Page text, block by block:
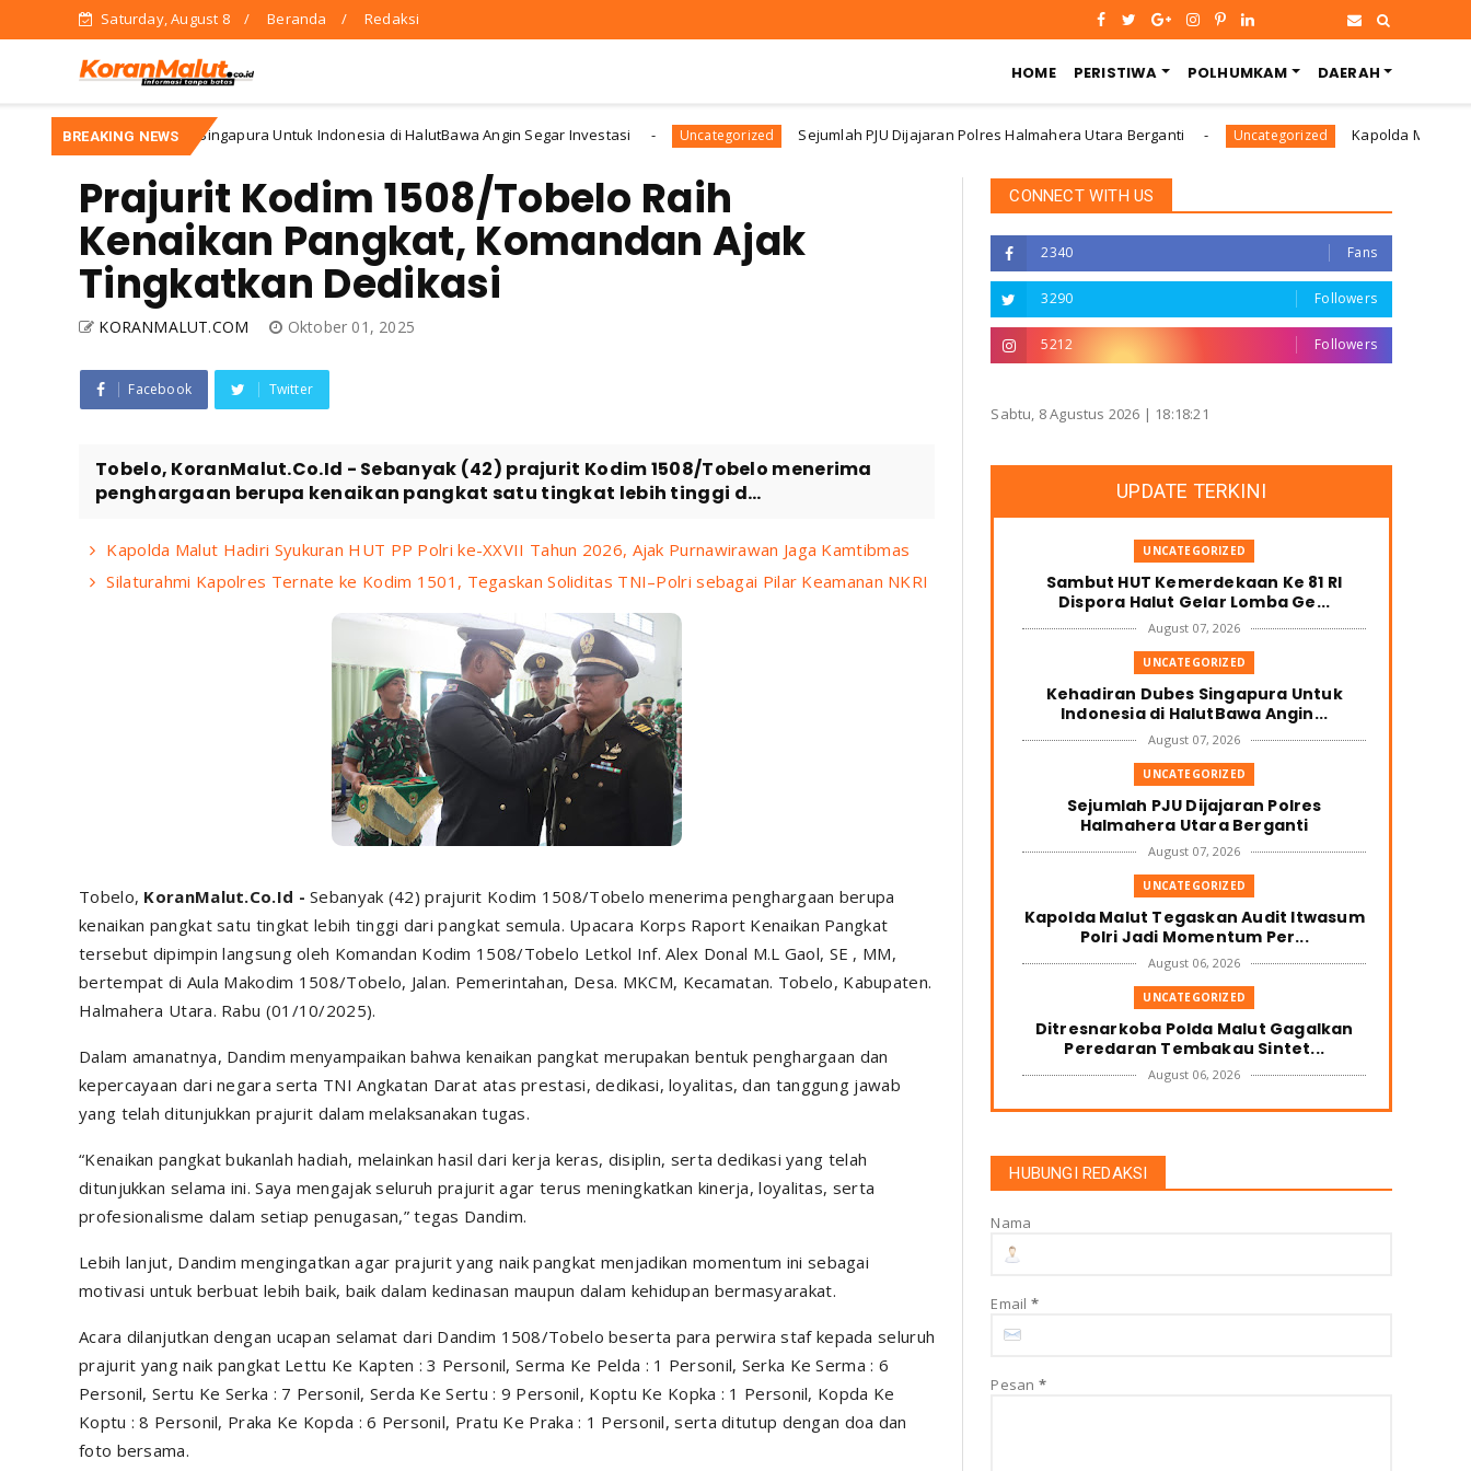
Saturday, August 8 Beranda Redaksi
HOME PERISTIWA POLHUMKAM DAERAH
BREAKING NEWS
Kehadiran Dubes Singapura Untuk Indonesia di HalutBawa Angin Segar Investasi Uncategorized Sejumlah PJU Dijajaran Polres Halmahera Utara Berganti Uncategorized Kapolda Malut
Prajurit Kodim 1508/Tobelo Raih
Kenaikan Pangkat, Komandan Ajak
Tingkatkan Dedikasi
KORANMALUT.COM Oktober 01, 2025
Facebook Twitter
Tobelo, KoranMalut.Co.Id - Sebanyak (42) prajurit Kodim 1508/Tobelo menerima
penghargaan berupa kenaikan pangkat satu tingkat lebih tinggi d...
Kapolda Malut Hadiri Syukuran HUT PP Polri ke-XXVII Tahun 2026, Ajak Purnawirawan Jaga Kamtibmas
Silaturahmi Kapolres Ternate ke Kodim 1501, Tegaskan Soliditas TNI–Polri sebagai Pilar Keamanan NKRI
Tobelo, KoranMalut.Co.Id -Sebanyak (42) prajurit Kodim 1508/Tobelo menerima penghargaan berupa
kenaikan pangkat satu tingkat lebih tinggi dari pangkat semula. Upacara Korps Raport Kenaikan Pangkat
tersebut dipimpin langsung oleh Komandan Kodim 1508/Tobelo Letkol Inf. Alex Donal M.L Gaol, SE , MM,
bertempat di Aula Makodim 1508/Tobelo, Jalan. Pemerintahan, Desa. MKCM, Kecamatan. Tobelo, Kabupaten.
Halmahera Utara. Rabu (01/10/2025).
Dalam amanatnya, Dandim menyampaikan bahwa kenaikan pangkat merupakan bentuk penghargaan dan
kepercayaan dari negara serta TNI Angkatan Darat atas prestasi, dedikasi, loyalitas, dan tanggung jawab
yang telah ditunjukkan prajurit dalam melaksanakan tugas.
“Kenaikan pangkat bukanlah hadiah, melainkan hasil dari kerja keras, disiplin, serta dedikasi yang telah
ditunjukkan selama ini. Saya mengajak seluruh prajurit agar terus meningkatkan kinerja, loyalitas, serta
profesionalisme dalam setiap penugasan,” tegas Dandim.
Lebih lanjut, Dandim mengingatkan agar prajurit yang naik pangkat menjadikan momentum ini sebagai
motivasi untuk berbuat lebih baik, baik dalam kedinasan maupun dalam kehidupan bermasyarakat.
Acara dilanjutkan dengan ucapan selamat dari Dandim 1508/Tobelo beserta para perwira staf kepada seluruh
prajurit yang naik pangkat Lettu Ke Kapten : 3 Personil, Serma Ke Pelda : 1 Personil, Serka Ke Serma : 6
Personil, Sertu Ke Serka : 7 Personil, Serda Ke Sertu : 9 Personil, Koptu Ke Kopka : 1 Personil, Kopda Ke
Koptu : 8 Personil, Praka Ke Kopda : 6 Personil, Pratu Ke Praka : 1 Personil, serta ditutup dengan doa dan
foto bersama.
CONNECT WITH US
2340 Fans
3290 Followers
5212 Followers
Sabtu, 8 Agustus 2026 | 18:18:21
UPDATE TERKINI
UNCATEGORIZED
Sambut HUT Kemerdekaan Ke 81 RI
Dispora Halut Gelar Lomba Ge...
August 07, 2026
UNCATEGORIZED
Kehadiran Dubes Singapura Untuk
Indonesia di HalutBawa Angin...
August 07, 2026
UNCATEGORIZED
Sejumlah PJU Dijajaran Polres
Halmahera Utara Berganti
August 07, 2026
UNCATEGORIZED
Kapolda Malut Tegaskan Audit Itwasum
Polri Jadi Momentum Per...
August 06, 2026
UNCATEGORIZED
Ditresnarkoba Polda Malut Gagalkan
Peredaran Tembakau Sintet...
August 06, 2026
UNCATEGORIZED
INVESTOR PEMBELI KELAPA DATA...
August 04, 2026
HUBUNGI REDAKSI
Nama
Email *
Pesan *